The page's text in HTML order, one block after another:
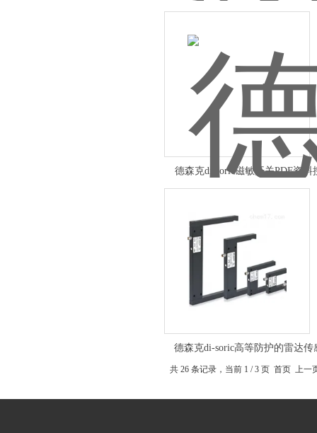
德森克di-soric磁敏开关PDF资料
德森克di-soric高等防护的雷达传
共 26 条记录，当前 1 / 3 页 首页 上